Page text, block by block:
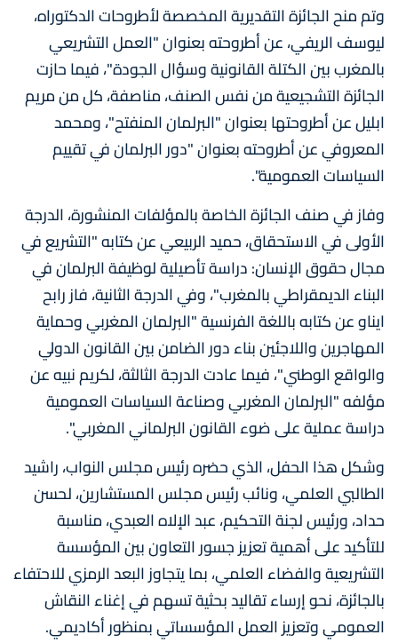
وتم منح الجائزة التقديرية المخصصة لأطروحات الدكتوراه،
ليوسف الريفي، عن أطروحته بعنوان "العمل التشريعي
بالمغرب بين الكتلة القانونية وسؤال الجودة"، فيما حازت
الجائزة التشجيعية من نفس الصنف، مناصفة، كل من مريم
ابليل عن أطروحتها بعنوان "البرلمان المنفتح"، ومحمد
المعروفي عن أطروحته بعنوان "دور البرلمان في تقييم
السياسات العمومية".
وفاز في صنف الجائزة الخاصة بالمؤلفات المنشورة، الدرجة
الأولى في الاستحقاق، حميد الربيعي عن كتابه "التشريع في
مجال حقوق الإنسان: دراسة تأصيلية لوظيفة البرلمان في
البناء الديمقراطي بالمغرب"، وفي الدرجة الثانية، فاز رابح
ايناو عن كتابه باللغة الفرنسية "البرلمان المغربي وحماية
المهاجرين واللاجئين بناء دور الضامن بين القانون الدولي
والواقع الوطني"، فيما عادت الدرجة الثالثة، لكريم نبيه عن
مؤلفه "البرلمان المغربي وصناعة السياسات العمومية
دراسة عملية على ضوء القانون البرلماني المغربي".
وشكل هذا الحفل، الذي حضره رئيس مجلس النواب، راشيد
الطالبي العلمي، ونائب رئيس مجلس المستشارين، لحسن
حداد، ورئيس لجنة التحكيم، عبد الإلاه العبدي، مناسبة
للتأكيد على أهمية تعزيز جسور التعاون بين المؤسسة
التشريعية والفضاء العلمي، بما يتجاوز البعد الرمزي للاحتفاء
بالجائزة، نحو إرساء تقاليد بحثية تسهم في إغناء النقاش
العمومي وتعزيز العمل المؤسساتي بمنظور أكاديمي.